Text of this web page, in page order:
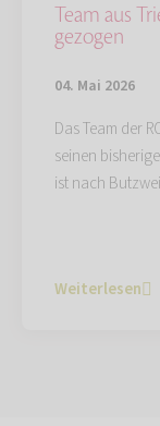
Team aus
gezogen
04. Mai 2026
Das Team der
seinen
ist nach
Weiterlesen